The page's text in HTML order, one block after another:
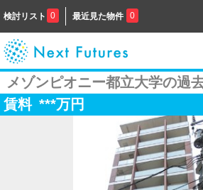
検討リスト 0 最近見た物件 0
メゾンピオニー都立大学の過
賃料 ***万円